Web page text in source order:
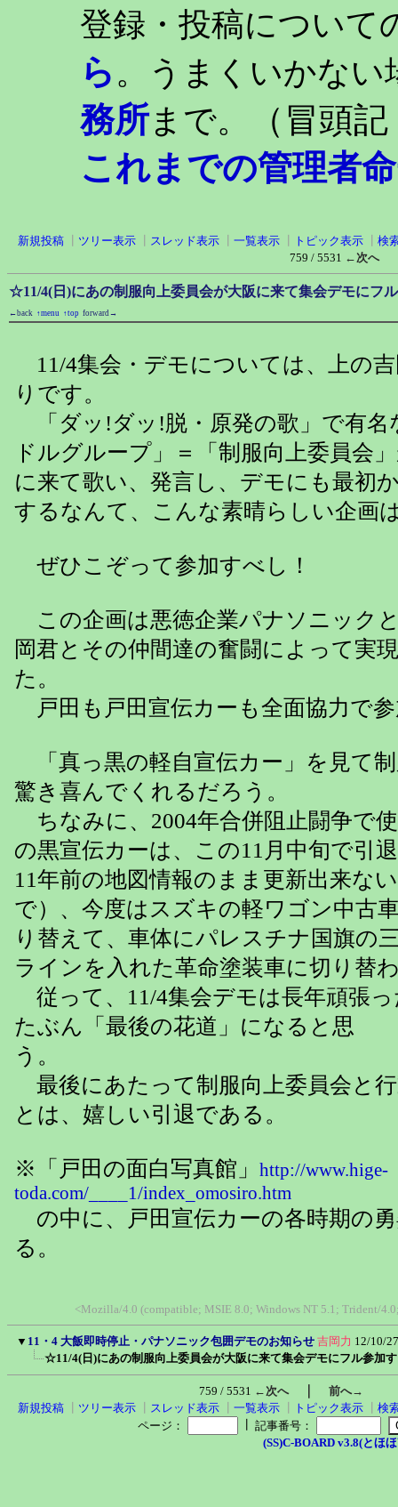
登録・投稿について
ら。うまくいかない
務所まで。 （冒
これまでの管理者
新規投稿 ツリー表示 スレッド表示 一覧表示 トピック表示
検
759 / 5531 ←次へ
☆11/4(日)にあの制服向上委員会が大阪に来て集会デモにフ
←back ↑menu ↑top forward→
11/4集会・デモについては、上の
りです。
「ダッ!ダッ!脱・原発の歌」で有名
ドルグループ」＝「制服向上委員会
に来て歌い、発言し、デモにも最初
するなんて、こんな素晴らしい企画
ぜひこぞって参加すべし！
この企画は悪徳企業パナソニック
岡君とその仲間達の奮闘によって実
た。
戸田も戸田宣伝カーも全面協力で
「真っ黒の軽自宣伝カー」を見て
驚き喜んでくれるだろう。
ちなみに、2004年合併阻止闘争で
の黒宣伝カーは、この11月中旬で引
11年前の地図情報のまま更新出来な
で）、今度はスズキの軽ワゴン中古
り替えて、車体にパレスチナ国旗の
ラインを入れた革命塗装車に切り替
従って、11/4集会デモは長年頑張
たぶん「最後の花道」になると思
う。
最後にあたって制服向上委員会と
とは、嬉しい引退である。
※「戸田の面白写真館」
http://www.hige-
toda.com/____1/index_omosiro.htm
の中に、戸田宣伝カーの各時期の
る。
<Mozilla/4.0 (compatible; MSIE 8.0; Windows NT 5.1; Trident/
▼ 11・4 大飯即時停止・パナソニック包囲デモのお知らせ 吉岡力 12/10/
☆11/4(日)にあの制服向上委員会が大阪に来て集会デモにフル参加
759 / 5531 ←次へ｜ 前へ→
新規投稿
ツリー表示 スレッド表示 一覧表示 トピック表示
検
ページ：
記事番号：
(SS)C-BOARD v3.8(とほ